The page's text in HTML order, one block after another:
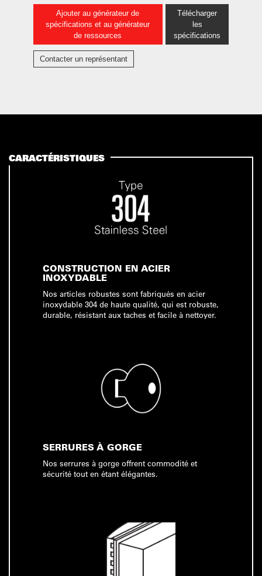
Ajouter au générateur de
spécifications et au générateur
de ressources
Télécharger
les
spécifications
Contacter un représentant
CARACTÉRISTIQUES
CONSTRUCTION EN ACIER
INOXYDABLE
Nos articles robustes sont fabriqués en acier
inoxydable 304 de haute qualité, qui est robuste,
durable, résistant aux taches et facile à nettoyer.
SERRURES À GORGE
Nos serrures à gorge offrent commodité et
sécurité tout en étant élégantes.